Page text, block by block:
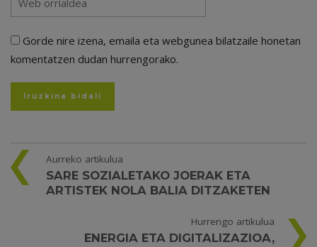
Gorde nire izena, emaila eta webgunea bilatzaile honetan
komentatzen dudan hurrengorako.
Aurreko artikulua
SARE SOZIALETAKO JOERAK ETA
ARTISTEK NOLA BALIA DITZAKETEN
Hurrengo artikulua
ENERGIA ETA DIGITALIZAZIOA,